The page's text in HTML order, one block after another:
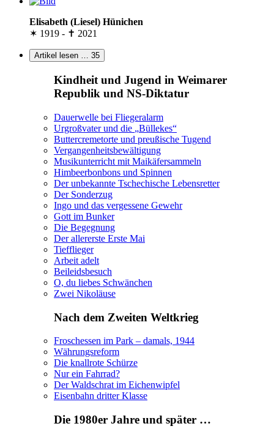
Elisabeth (Liesel) Hünichen
✶ 1919 - ✝ 2021
Artikel lesen … 35
Kindheit und Jugend in Weimarer
Republik und NS-Diktatur
Dauerwelle bei Fliegeralarm
Urgroßvater und die
Büllekes
Buttercremetorte und preußische Tugend
Vergangenheitsbewältigung
Musikunterricht mit Maikäfersammeln
Himbeerbonbons und Spinnen
Der unbekannte Tschechische Lebensretter
Der Sonderzug
Ingo und das vergessene Gewehr
Gott im Bunker
Die Begegnung
Der allererste Erste Mai
Tiefflieger
Arbeit adelt
Beileidsbesuch
O, du liebes Schwänchen
Zwei Nikoläuse
Nach dem Zweiten Weltkrieg
Froschessen im Park – damals, 1944
Währungsreform
Die knallrote Schürze
Nur ein Fahrrad?
Der Waldschrat im Eichenwipfel
Eisenbahn dritter Klasse
Die 1980er Jahre und später …